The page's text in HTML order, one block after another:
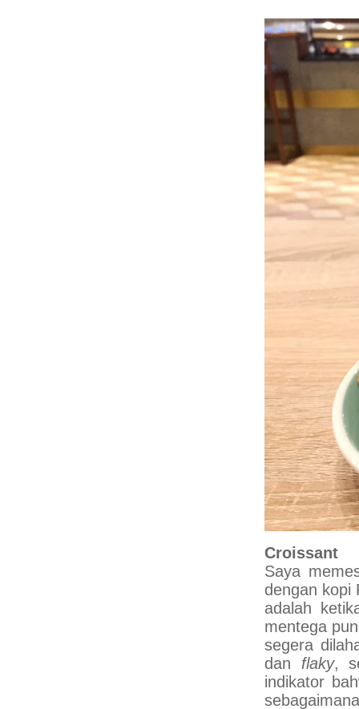
Croissant
Saya
dengan kopi
adalah
mentega
segera
dan flaky,
indikator